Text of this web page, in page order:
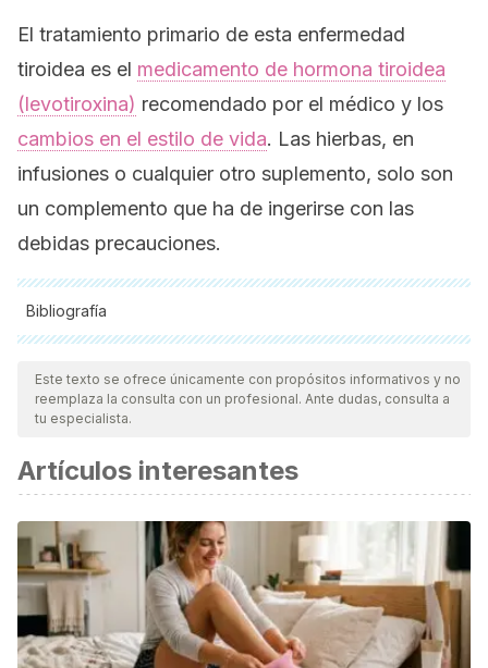
El tratamiento primario de esta enfermedad
tiroidea es el medicamento de hormona tiroidea
(levotiroxina) recomendado por el médico y los
cambios en el estilo de vida. Las hierbas, en
infusiones o cualquier otro suplemento, solo son
un complemento que ha de ingerirse con las
debidas precauciones.
Bibliografía
Todas las fuentes citadas fueron revisadas a profundidad por
nuestro equipo, para asegurar su calidad, confiabilidad,
vigencia y validez.La bibliografía de este artículo fue
científica.
Alam, M. A., Quamri, M. A., & Haider, N. (2021). Efficacy and
safety of Barg-e-Sahajna (Moringa oleifera Lam.) in primary
hypothyroidism.Drug Metabolism and Personalized
Therapy,
(1), 21–26.
https://pubmed.ncbi.nlm.nih.gov/34449175/
Ashraf, H., Heydari, M., Shams, M., Zarshenas, M. M.,
Este texto se ofrece únicamente con propósitos informativos y no
reemplaza la consulta con un profesional. Ante dudas, consulta a
tu especialista.
Artículos interesantes